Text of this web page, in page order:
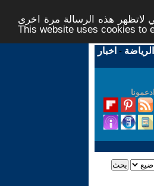
هذه الرسالة مرة اخرى -
This website uses cookies to
الرياضة - اخبار